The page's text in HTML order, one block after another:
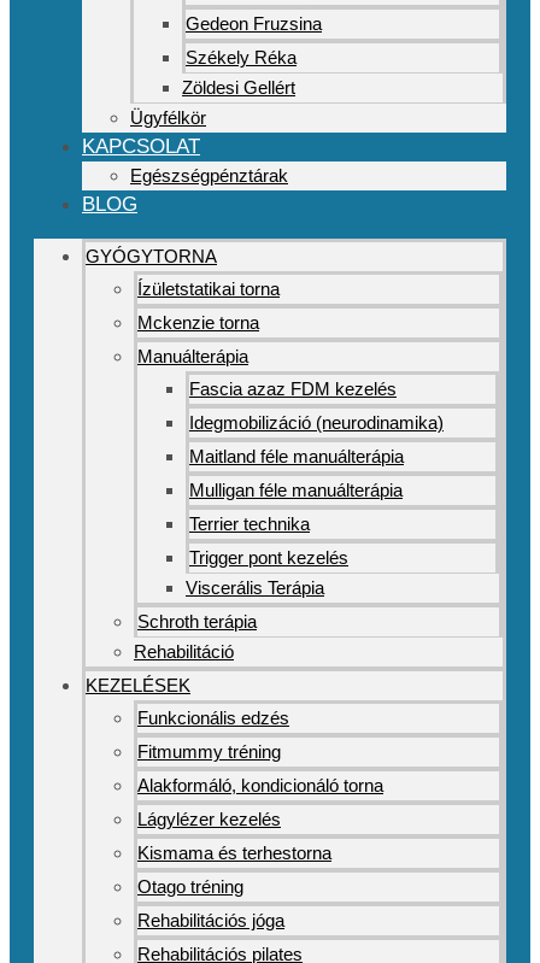
Gedeon Fruzsina
Székely Réka
Zöldesi Gellért
Ügyfélkör
KAPCSOLAT
Egészségpénztárak
BLOG
GYÓGYTORNA
Ízületstatikai torna
Mckenzie torna
Manuálterápia
Fascia azaz FDM kezelés
Idegmobilizáció (neurodinamika)
Maitland féle manuálterápia
Mulligan féle manuálterápia
Terrier technika
Trigger pont kezelés
Viscerális Terápia
Schroth terápia
Rehabilitáció
KEZELÉSEK
Funkcionális edzés
Fitmummy tréning
Alakformáló, kondicionáló torna
Lágylézer kezelés
Kismama és terhestorna
Otago tréning
Rehabilitációs jóga
Rehabilitációs pilates